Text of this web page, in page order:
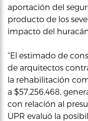
aportación del
producto de los
impacto del
“El estimado de
de arquitectos
la rehabilitación
a $57,256,468,
con relación al
UPR evaluó la